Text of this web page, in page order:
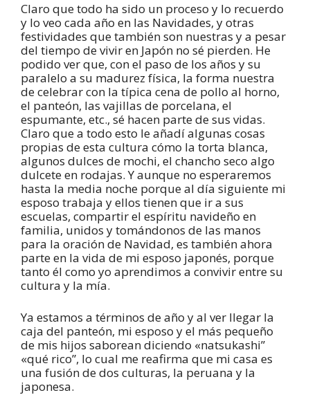
Claro que todo ha sido un proceso y lo recuerdo
y lo veo cada año en las Navidades, y otras
festividades que también son nuestras y a pesar
del tiempo de vivir en Japón no sé pierden. He
podido ver que, con el paso de los años y su
paralelo a su madurez física, la forma nuestra
de celebrar con la típica cena de pollo al horno,
el panteón, las vajillas de porcelana, el
espumante, etc., sé hacen parte de sus vidas.
Claro que a todo esto le añadí algunas cosas
propias de esta cultura cómo la torta blanca,
algunos dulces de mochi, el chancho seco algo
dulcete en rodajas. Y aunque no esperaremos
hasta la media noche porque al día siguiente mi
esposo trabaja y ellos tienen que ir a sus
escuelas, compartir el espíritu navideño en
familia, unidos y tomándonos de las manos
para la oración de Navidad, es también ahora
parte en la vida de mi esposo japonés, porque
tanto él como yo aprendimos a convivir entre su
cultura y la mía.
Ya estamos a términos de año y al ver llegar la
caja del panteón, mi esposo y el más pequeño
de mis hijos saborean diciendo «natsukashi”
«qué rico”, lo cual me reafirma que mi casa es
una fusión de dos culturas, la peruana y la
japonesa.